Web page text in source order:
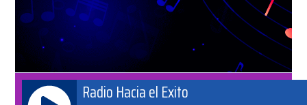
Radio Hacia el Exito